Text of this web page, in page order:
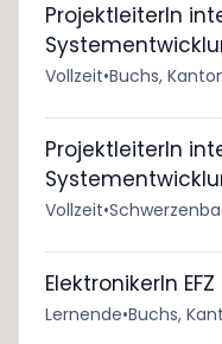
ProjektleiterIn
Vollzeit•Buchs,
ProjektleiterIn
Vollzeit•
ElektronikerIn
Lernende•Buchs,